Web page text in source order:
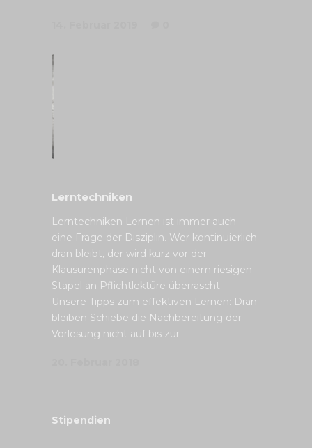
Lerntechniken
Lerntechniken Lernen ist immer auch
eine Frage der Disziplin. Wer kontinuierlich
dran bleibt, der wird kurz vor der
Klausurenphase nicht von einem riesigen
Stapel an Pflichtlektüre überrascht.
Unsere Tipps zum effektiven Lernen: Dran
bleiben Schiebe die Nachbereitung der
Vorlesung nicht auf bis zur
Stipendien